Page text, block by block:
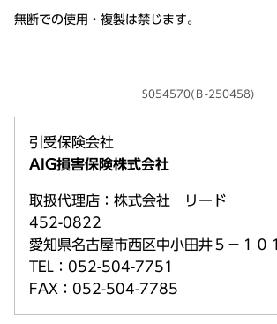
無断での使用・複製は禁じます。
S054570(Ｂ-250458)
引受保険会社
AIG損害保険株式会社
取扱代理店：株式会社 リード
452-0822
愛知県名古屋市西区中小田井５－１０１
TEL：052-504-7751
FAX：052-504-7785